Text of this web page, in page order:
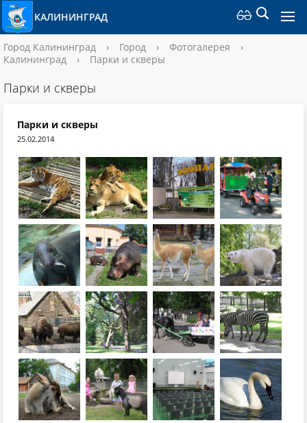
КАЛИНИНГРАД
Город Калининград › Город › Фотогалерея
›
Калининград
› Парки и скверы
Парки и скверы
Парки и скверы
25.02.2014